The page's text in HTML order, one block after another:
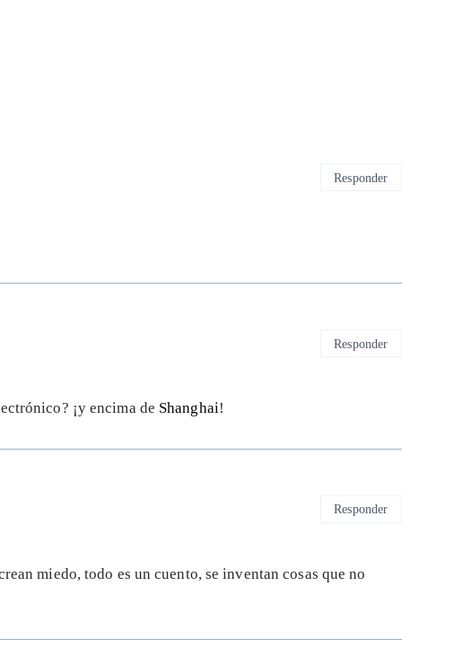
Responder
¡y encima de Shanghai!
Responder
miedo, todo es un cuento, se inventan cosas que no
Responder